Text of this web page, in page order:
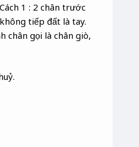
1 : 2 chân trước
tiếp đất là tay.
chân gọi là chân giò,